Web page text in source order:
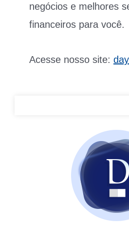
negócios e melhores
financeiros para você.
Acesse nosso site: